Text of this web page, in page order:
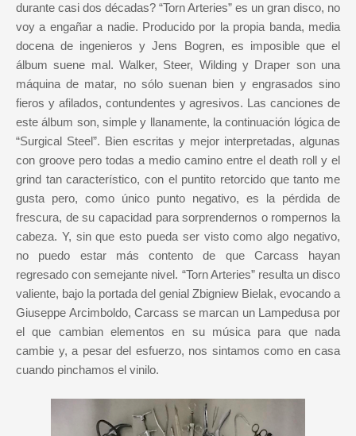
durante casi dos décadas? “Torn Arteries” es un gran disco, no
voy a engañar a nadie. Producido por la propia banda, media
docena de ingenieros y Jens Bogren, es imposible que el
álbum suene mal. Walker, Steer, Wilding y Draper son una
máquina de matar, no sólo suenan bien y engrasados sino
fieros y afilados, contundentes y agresivos. Las canciones de
este álbum son, simple y llanamente, la continuación lógica de
“Surgical Steel”. Bien escritas y mejor interpretadas, algunas
con groove pero todas a medio camino entre el death roll y el
grind tan característico, con el puntito retorcido que tanto me
gusta pero, como único punto negativo, es la pérdida de
frescura, de su capacidad para sorprendernos o rompernos la
cabeza. Y, sin que esto pueda ser visto como algo negativo,
no puedo estar más contento de que Carcass hayan
regresado con semejante nivel. “Torn Arteries” resulta un disco
valiente, bajo la portada del genial Zbigniew Bielak, evocando a
Giuseppe Arcimboldo, Carcass se marcan un Lampedusa por
el que cambian elementos en su música para que nada
cambie y, a pesar del esfuerzo, nos sintamos como en casa
cuando pinchamos el vinilo.